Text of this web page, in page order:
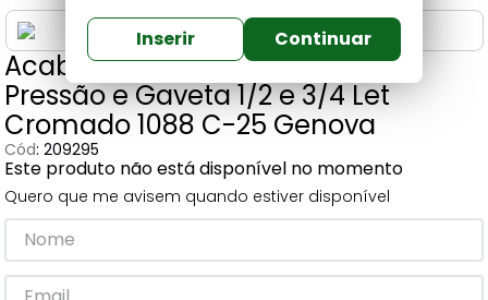
Inserir Continuar
Acabamento para Registro de
Pressão e Gaveta 1/2 e 3/4 Let
Cromado 1088 C-25 Genova
Cód:209295
Este produto não está disponível no momento
Quero que me avisem quando estiver disponível
revestimento
5º
argamassa
6º
telha
7º
tinta
8º
cimento
9º
vaso sanitário
10 º janela